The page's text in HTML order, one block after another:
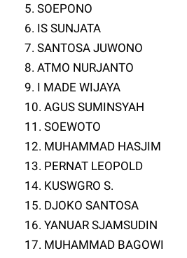
5. SOEPONO
6. IS SUNJATA
7. SANTOSA JUWONO
8. ATMO NURJANTO
9. I MADE WIJAYA
10. AGUS SUMINSYAH
11. SOEWOTO
12. MUHAMMAD HASJIM
13. PERNAT LEOPOLD
14. KUSWGRO S.
15. DJOKO SANTOSA
16. YANUAR SJAMSUDIN
17. MUHAMMAD BAGOWI